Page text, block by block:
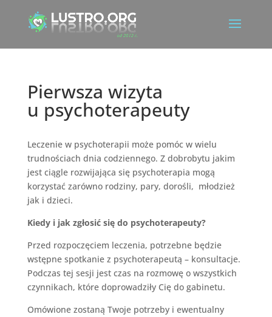
Pierwsza wizyta
u psychoterapeuty
Leczenie w psychoterapii może pomóc w wielu
trudnościach dnia codziennego. Z dobrobytu jakim
jest ciągle rozwijająca się psychoterapia mogą
korzystać zarówno rodziny, pary, dorośli, młodzież
jak i dzieci.
Kiedy i jak zgłosić się do psychoterapeuty?
Przed rozpoczęciem leczenia, potrzebne będzie
wstępne spotkanie z psychoterapeutą – konsultacje.
Podczas tej sesji jest czas na rozmowę o wszystkich
czynnikach, które doprowadziły Cię do gabinetu.
Omówione zostaną Twoje potrzeby i ewentualny